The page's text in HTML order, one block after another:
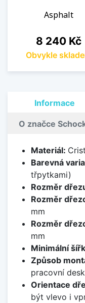
Asphalt
Cena
8 240 Kč
Obvykle
Informace
O značce
Materiál:
Barevná
třpytkami)
Rozměr
Rozměr
mm
Rozměr
mm
Minimální
Způsob
pracovní
Orientace
být vlevo i